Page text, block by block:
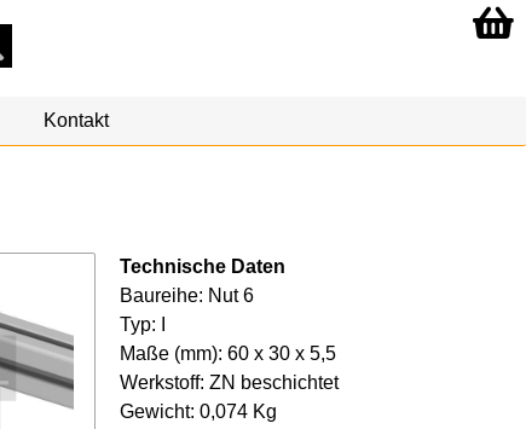
Kontakt
Technische Daten
Baureihe: Nut 6
Typ: I
Maße (mm): 60 x 30 x 5,5
Werkstoff: ZN beschichtet
Gewicht: 0,074 Kg